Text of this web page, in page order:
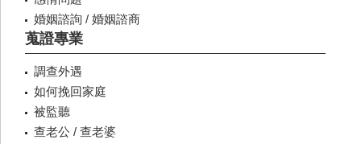
婚姻諮詢 / 婚姻諮商
蒐證專業
調查外遇
如何挽回家庭
被監聽
查老公 / 查老婆